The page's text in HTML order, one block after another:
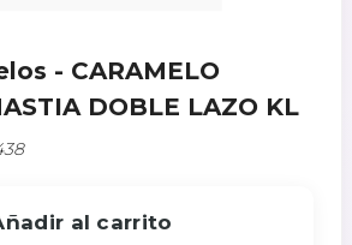
- CARAMELO
DOBLE LAZO KL
al carrito